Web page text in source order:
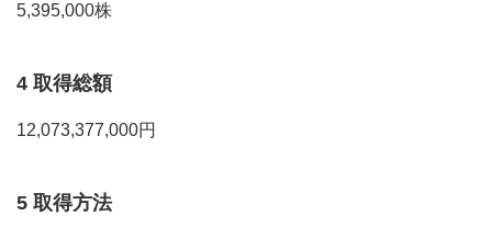
5,395,000株
4 取得総額
12,073,377,000円
5 取得方法